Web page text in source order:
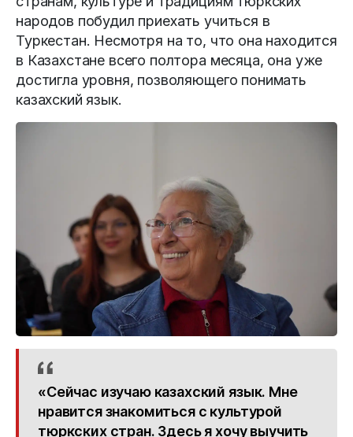
народов побудил приехать учиться в
Туркестан. Несмотря на то, что она находится
в Казахстане всего полтора месяца, она уже
достигла уровня, позволяющего понимать
казахский язык.
«Сейчас изучаю казахский язык. Мне
нравится знакомиться с культурой
тюркских стран. Здесь я хочу выучить